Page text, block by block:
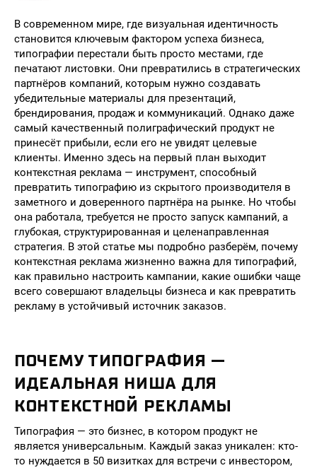
В современном мире, где визуальная идентичность
становится ключевым фактором успеха бизнеса,
типографии перестали быть просто местами, где
печатают листовки. Они превратились в стратегических
партнёров компаний, которым нужно создавать
убедительные материалы для презентаций,
брендирования, продаж и коммуникаций. Однако даже
самый качественный полиграфический продукт не
принесёт прибыли, если его не увидят целевые
клиенты. Именно здесь на первый план выходит
контекстная реклама — инструмент, способный
превратить типографию из скрытого производителя в
заметного и доверенного партнёра на рынке. Но чтобы
она работала, требуется не просто запуск кампаний, а
глубокая, структурированная и целенаправленная
стратегия. В этой статье мы подробно разберём, почему
контекстная реклама жизненно важна для типографий,
как правильно настроить кампании, какие ошибки чаще
всего совершают владельцы бизнеса и как превратить
рекламу в устойчивый источник заказов.
ПОЧЕМУ ТИПОГРАФИЯ —
ИДЕАЛЬНАЯ НИША ДЛЯ
КОНТЕКСТНОЙ РЕКЛАМЫ
Типография — это бизнес, в котором продукт не
является универсальным. Каждый заказ уникален: кто-
то нуждается в 50 визитках для встречи с инвестором,